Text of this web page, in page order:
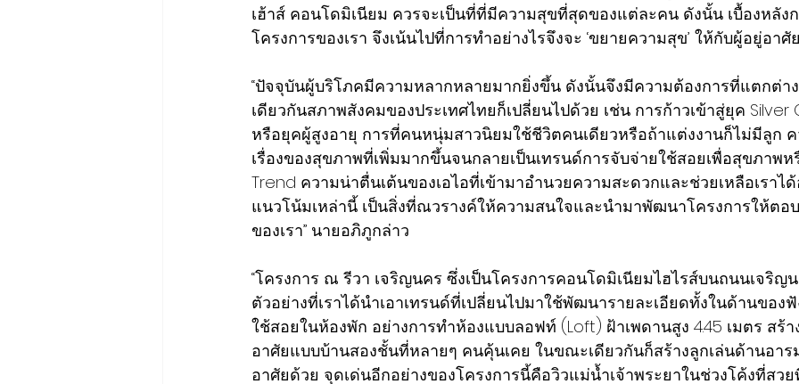
เฮ้าส์ คอนโดมิเนียม ควรจะเป็นที่ที่มีความสุขที่สุดของแต่ละคน ดังนั้น เบื้องหลัง
โครงการของเรา จึงเน้นไปที่การทำอย่างไรจึงจะ ‘ขยายความสุข’ ให้กับผู้อยู่อาศั
“ปัจจุบันผู้บริโภคมีความหลากหลายมากยิ่งขึ้น ดังนั้นจึงมีความต้องการที่แตกต่า
เดียวกันสภาพสังคมของประเทศไทยก็เปลี่ยนไปด้วย เช่น การก้าวเข้าสู่ยุค
หรือยุคผู้สูงอายุ การที่คนหนุ่มสาวนิยมใช้ชีวิตคนเดียวหรือถ้าแต่งงานก็ไม่มีลูก
เรื่องของสุขภาพที่เพิ่มมากขึ้นจนกลายเป็นเทรนด์การจับจ่ายใช้สอยเพื่อสุขภาพห
Trend ความน่าตื่นเต้นของเอไอที่เข้ามาอำนวยความสะดวกและช่วยเหลือเราไ
แนวโน้มเหล่านี้ เป็นสิ่งที่ณวรางค์ให้ความสนใจและนำมาพัฒนาโครงการให้ตอ
ของเรา” นายอภิภูกล่าว
“โครงการ ณ รีวา เจริญนคร ซึ่งเป็นโครงการคอนโดมิเนียมไฮไรส์บนถนนเจริญ
ตัวอย่างที่เราได้นำเอาเทรนด์ที่เปลี่ยนไปมาใช้พัฒนารายละเอียดทั้งในด้านของ
ใช้สอยในห้องพัก อย่างการทำห้องแบบลอฟท์ (Loft) ฝ้าเพดานสูง 4.45 เมตร สร้
อาศัยแบบบ้านสองชั้นที่หลายๆ คนคุ้นเคย ในขณะเดียวกันก็สร้างลูกเล่นด้านอา
อาศัยด้วย จุดเด่นอีกอย่างของโครงการนี้คือวิวแม่น้ำเจ้าพระยาในช่วงโค้งที่สว